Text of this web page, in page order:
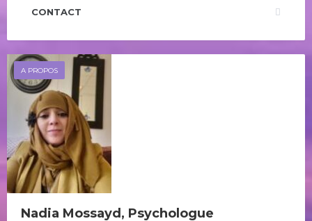
CONTACT
A PROPOS
Nadia Mossayd, Psychologue